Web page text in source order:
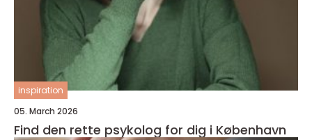
inspiration
05. March 2026
Find den rette psykolog for dig i København